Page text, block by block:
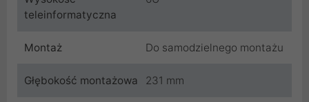
teleinformatyczna
Montaż Do samodzielnego montażu
Głębokość montażowa 231 mm